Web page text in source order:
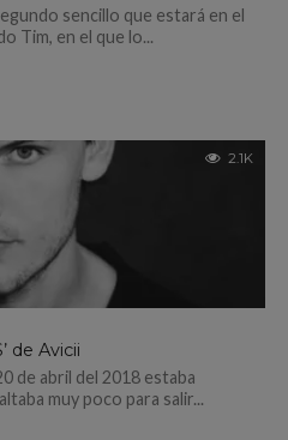
sencillo que estará en el
Tim, en el que lo...
2.1K
de Avicii
de abril del 2018 estaba
muy poco para salir...